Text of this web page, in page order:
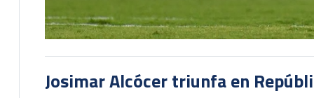
Josimar Alcócer triunfa en